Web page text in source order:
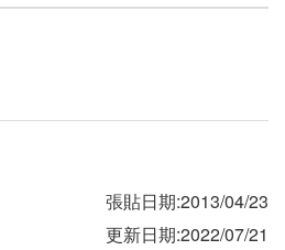
張貼日期:2013/04/23
更新日期:2022/07/21